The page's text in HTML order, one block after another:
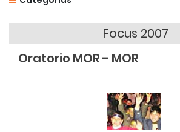
Focus 2007
Oratorio MOR - MOR